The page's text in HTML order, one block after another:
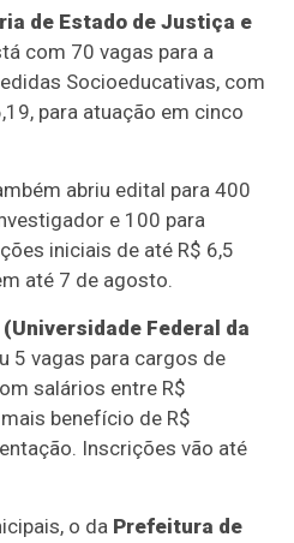
de Estado de Justiça e
com 70 vagas para a
Socioeducativas, com
para atuação em cinco
abriu edital para 400
e 100 para
iniciais de até R$ 6,5
até 7 de agosto.
(Universidade Federal da
5 vagas para cargos de
salários entre R$
benefício de R$
Inscrições vão até
o da Prefeitura de